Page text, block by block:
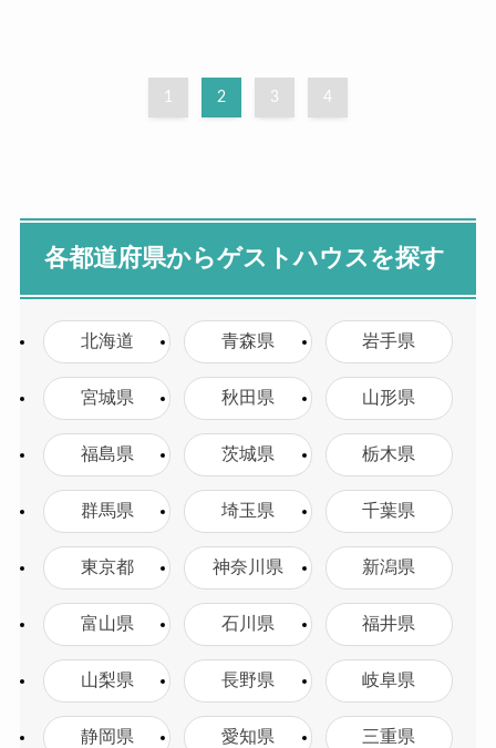
1 2 3 4
各都道府県からゲストハウスを探す
北海道 青森県 岩手県
宮城県 秋田県 山形県
福島県 茨城県 栃木県
群馬県 埼玉県 千葉県
東京都 神奈川県 新潟県
富山県 石川県 福井県
山梨県 長野県 岐阜県
静岡県 愛知県 三重県